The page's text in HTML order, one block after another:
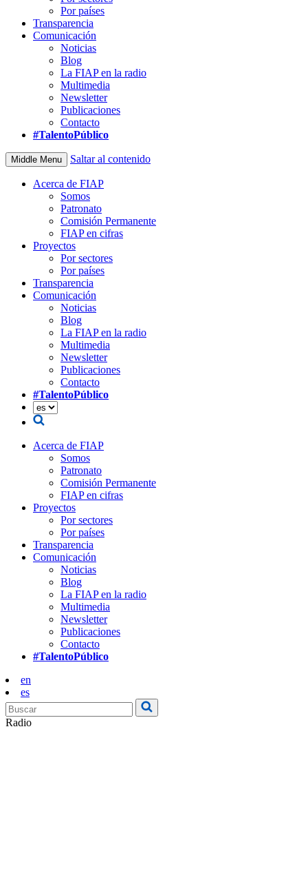
Por países
Transparencia
Comunicación
Noticias
Blog
La FIAP en la radio
Multimedia
Newsletter
Publicaciones
Contacto
#TalentoPúblico
Middle Menu Saltar al contenido
Acerca de FIAP
Somos
Patronato
Comisión Permanente
FIAP en cifras
Proyectos
Por sectores
Por países
Transparencia
Comunicación
Noticias
Blog
La FIAP en la radio
Multimedia
Newsletter
Publicaciones
Contacto
#TalentoPúblico
Acerca de FIAP
Somos
Patronato
Comisión Permanente
FIAP en cifras
Proyectos
Por sectores
Por países
Transparencia
Comunicación
Noticias
Blog
La FIAP en la radio
Multimedia
Newsletter
Publicaciones
Contacto
#TalentoPúblico
en
es
Radio